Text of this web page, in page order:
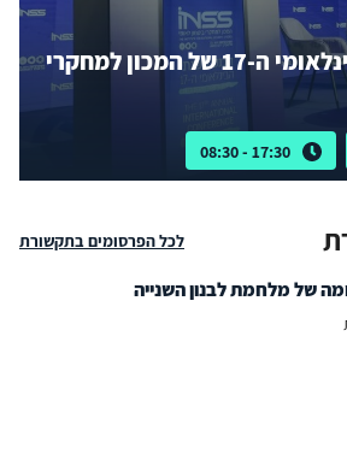
הכנס השנתי הבינלאומי ה-17 של המכון למחקרי
17:30 - 08:30
לכל הפרסומים בתקשורת
של מלחמת לבנון השנייה